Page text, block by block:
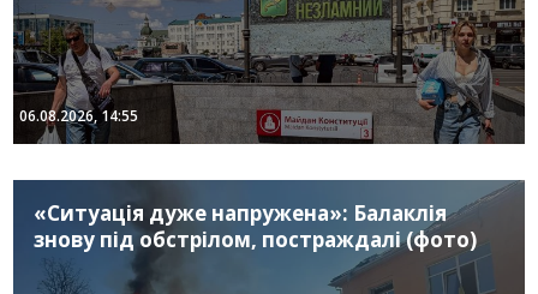
06.08.2026, 14:55
«Ситуація дуже напружена»: Балаклія
знову під обстрілом, постраждалі (фото)